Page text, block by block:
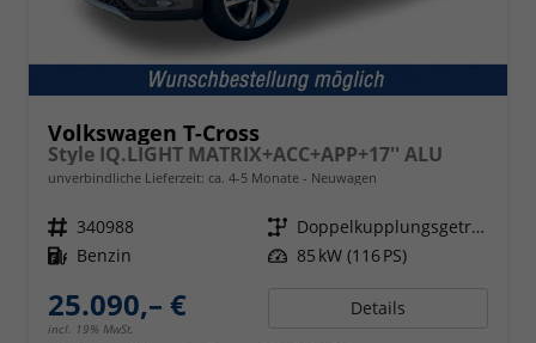
Volkswagen T-Cross
Style IQ.LIGHT MATRIX+ACC+APP+17'' ALU
unverbindliche Lieferzeit: ca. 4-5 Monate Neuwagen
Fahrzeugnr. 340988 Getriebe
Doppelkupplungsgetriebe (DSG)
Kraftstoff Benzin Leistung 85 kW (116 PS)
25.090,– €
incl. 19% MwSt.
Details